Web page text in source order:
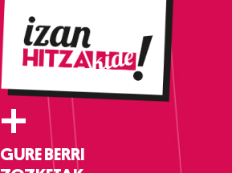
+
GURE BERRI